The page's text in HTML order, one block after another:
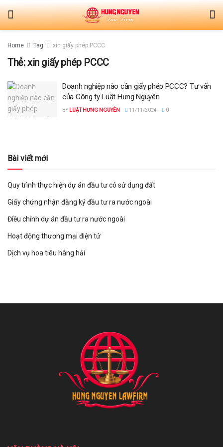
Home Tag xin giấy phép PCCC
Thẻ:xin giấy phép PCCC
Doanh nghiệp nào cần giấy phép PCCC? Tư vấn
của Công ty Luật Hưng Nguyên
BY LUẬT HƯNG NGUYÊN 11/11/2024 0
Bài viết mới
Quy trình thực hiện dự án đầu tư có sử dụng đất
Giấy chứng nhận đăng ký đầu tư ra nước ngoài
Điều chỉnh dự án đầu tư ra nước ngoài
Hoạt động thương mại điện tử
Dịch vụ hoa tiêu hàng hải